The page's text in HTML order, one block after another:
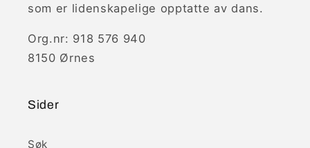
som er lidenskapelige opptatte av dans.
Org.nr: 918 576 940
8150 Ørnes
Sider
Søk